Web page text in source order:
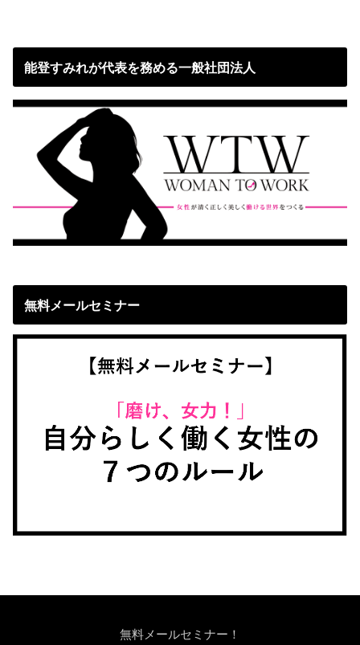
能登すみれが代表を務める一般社団法人
無料メールセミナー
無料メールセミナー！